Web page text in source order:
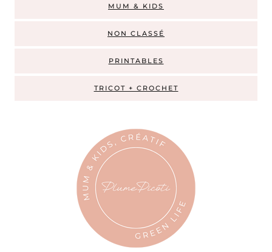
MUM & KIDS
NON CLASSÉ
PRINTABLES
TRICOT + CROCHET